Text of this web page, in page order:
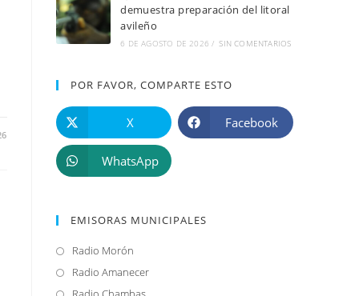
demuestra preparación del litoral
avileño
6 DE AGOSTO DE 2026 / SIN COMENTARIOS
POR FAVOR, COMPARTE ESTO
X Facebook
WhatsApp
EMISORAS MUNICIPALES
Radio Morón
abre
en
Radio AmanecerSe